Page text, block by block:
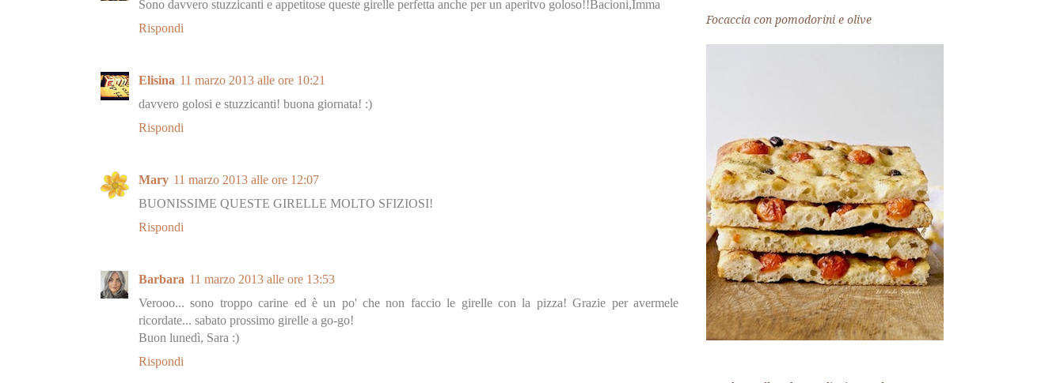
Sono davvero stuzzicanti e appetitose queste girelle perfetta anche per un aperitvo goloso!!Bacioni,Imma
Rispondi
Elisina 11 marzo 2013 alle ore 10:21
davvero golosi e stuzzicanti! buona giornata! :)
Rispondi
Mary 11 marzo 2013 alle ore 12:07
BUONISSIME QUESTE GIRELLE MOLTO SFIZIOSI!
Rispondi
Barbara 11 marzo 2013 alle ore 13:53
Verooo... sono troppo carine ed è un po' che non faccio le girelle con la pizza! Grazie per avermele
ricordate... sabato prossimo girelle a go-go!
Buon lunedì, Sara :)
Rispondi
Focaccia con pomodorini e olive